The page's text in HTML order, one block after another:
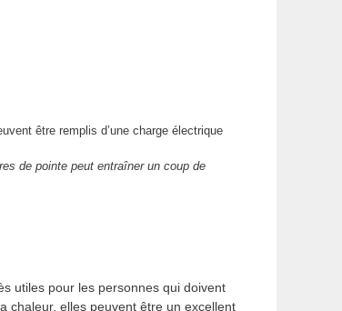
être remplis d’une charge électrique
de pointe peut entraîner un coup de
utiles pour les personnes qui doivent
chaleur, elles peuvent être un excellent